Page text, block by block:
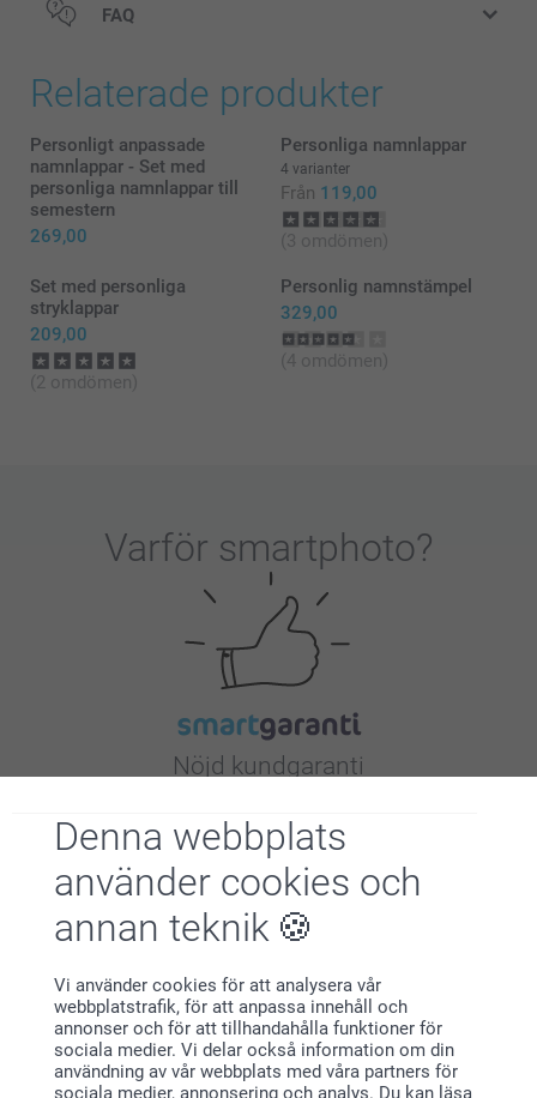
Denna webbplats
använder cookies och
annan teknik
Vi använder cookies för att analysera vår
webbplatstrafik, för att anpassa innehåll och
annonser och för att tillhandahålla funktioner för
sociala medier. Vi delar också information om din
användning av vår webbplats med våra partners för
sociala medier, annonsering och analys. Du kan läsa
FAQ
Relaterade produkter
Personligt anpassade
namnlappar - Set med
personliga namnlappar till
semestern
269,00
Personliga namnlappar
4 varianter
Från 119,00
(3 omdömen)
Set med personliga
stryklappar
209,00
(2 omdömen)
Personlig namnstämpel
329,00
(4 omdömen)
Varför smartphoto?
Nöjd kundgaranti
Bonus på alla dina köp